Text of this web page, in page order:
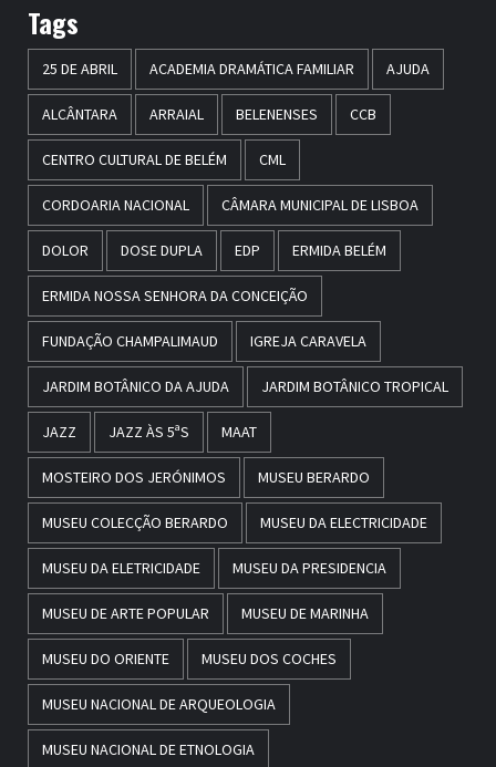
Tags
25 DE ABRIL ACADEMIA DRAMÁTICA FAMILIAR AJUDA
ALCÂNTARA ARRAIAL BELENENSES CCB
CENTRO CULTURAL DE BELÉM CML
CORDOARIA NACIONAL CÂMARA MUNICIPAL DE LISBOA
DOLOR DOSE DUPLA EDP ERMIDA BELÉM
ERMIDA NOSSA SENHORA DA CONCEIÇÃO
FUNDAÇÃO CHAMPALIMAUD IGREJA CARAVELA
JARDIM BOTÂNICO DA AJUDA JARDIM BOTÂNICO TROPICAL
JAZZ JAZZ ÀS 5ªS MAAT
MOSTEIRO DOS JERÓNIMOS MUSEU BERARDO
MUSEU COLECÇÃO BERARDO MUSEU DA ELECTRICIDADE
MUSEU DA ELETRICIDADE MUSEU DA PRESIDENCIA
MUSEU DE ARTE POPULAR MUSEU DE MARINHA
MUSEU DO ORIENTE MUSEU DOS COCHES
MUSEU NACIONAL DE ARQUEOLOGIA
MUSEU NACIONAL DE ETNOLOGIA